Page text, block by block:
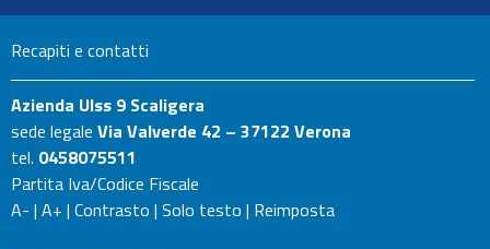
Recapiti e contatti
Azienda Ulss 9 Scaligera
sede legale Via Valverde 42 – 37122 Verona
tel. 0458075511
Partita Iva/Codice Fiscale
A- | A+ | Contrasto | Solo testo | Reimposta